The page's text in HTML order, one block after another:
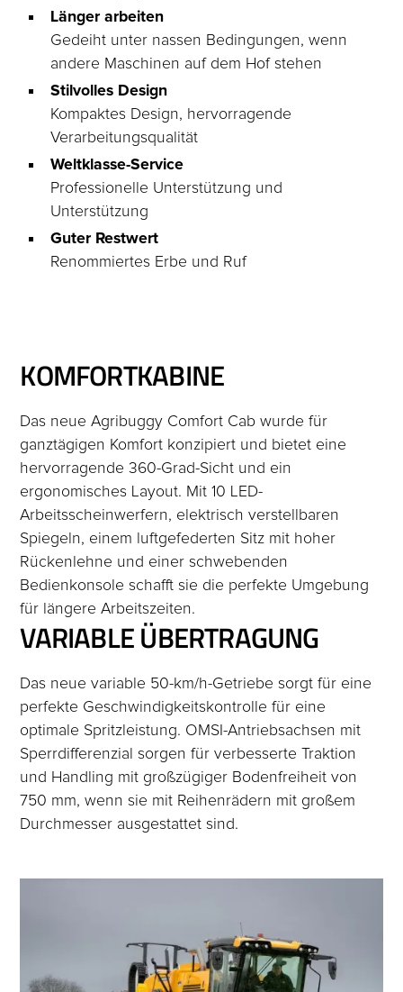
Länger arbeiten
Gedeiht unter nassen Bedingungen, wenn
andere Maschinen auf dem Hof stehen
Stilvolles Design
Kompaktes Design, hervorragende
Verarbeitungsqualität
Weltklasse-Service
Professionelle Unterstützung und
Unterstützung
Guter Restwert
Renommiertes Erbe und Ruf
KOMFORTKABINE
Das neue Agribuggy Comfort Cab wurde für
ganztägigen Komfort konzipiert und bietet eine
hervorragende 360-Grad-Sicht und ein
ergonomisches Layout. Mit 10 LED-
Arbeitsscheinwerfern, elektrisch verstellbaren
Spiegeln, einem luftgefederten Sitz mit hoher
Rückenlehne und einer schwebenden
Bedienkonsole schafft sie die perfekte Umgebung
für längere Arbeitszeiten.
VARIABLE ÜBERTRAGUNG
Das neue variable 50-km/h-Getriebe sorgt für eine
perfekte Geschwindigkeitskontrolle für eine
optimale Spritzleistung. OMSI-Antriebsachsen mit
Sperrdifferenzial sorgen für verbesserte Traktion
und Handling mit großzügiger Bodenfreiheit von
750 mm, wenn sie mit Reihenrädern mit großem
Durchmesser ausgestattet sind.